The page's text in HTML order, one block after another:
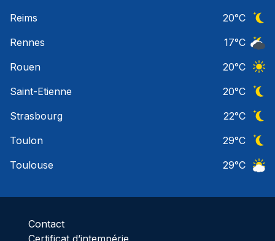
Reims
20°C
Rennes
17°C
Rouen
20°C
Saint-Etienne
20°C
Strasbourg
22°C
Toulon
29°C
Toulouse
29°C
Contact
Certificat d’intempérie